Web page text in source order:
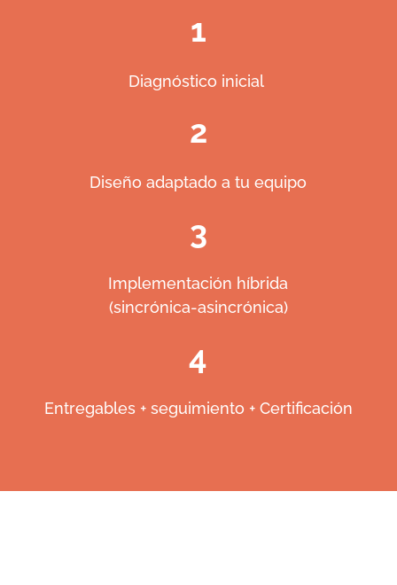
1
Diagnóstico inicial
2
Diseño adaptado a tu equipo
3
Implementación híbrida
(sincrónica-asincrónica)
4
Entregables + seguimiento + Certificación